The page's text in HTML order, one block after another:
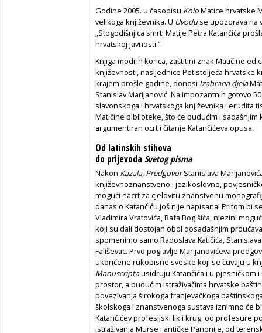
Godine 2005. u časopisu KoloMatice hrvatske
velikoga književnika. U Uvoduse upozorava na
„Stogodišnjica smrti Matije Petra Katančića
hrvatskoj javnosti.“
Knjiga modrih korica, zaštitini znak Matičine
književnosti, nasljednice Pet stoljeća hrvatske
krajem prošle godine, donosi Izabrana djela
Stanislav Marijanović. Na impozantnih gotovo
slavonskoga i hrvatskoga književnika i erudita
Matičine biblioteke, što će budućim i
argumentiran ocrt i čitanje Katančićeva opusa.
Od latinskih stihova
do prijevoda Svetog pisma
Nakon Kazala, PredgovorStanislava
književnoznanstveno i jezikoslovno,
mogući nacrt za cjelovitu znanstvenu
danas o Katančiću još nije napisana! Pritom bi
Vladimira Vratovića, Rafa Bogišića, njezini
koji su dali dostojan obol dosadašnjim
spomenimo samo Radoslava Katičića,
Fališevac. Prvo poglavlje Marijanovićeva
ukoričene rukopisne sveske koji se čuvaju u
Manuscriptausidruju Katančića i u pjesničkom
prostor, a budućim istraživačima hrvatske
povezivanja širokoga franjevačkoga
školskoga i znanstvenoga sustava iznimno će
Katančićev profesijski lik i krug, od profesure
istraživanja Murse i antičke Panonije, od